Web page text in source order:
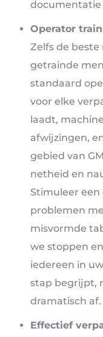
documentatie
Operator
Zelfs de
getrainde
standaard
voor elke
laadt,
afwijzingen,
gebied van
netheid en
Stimuleer
problemen
misvormde
we stoppen
iedereen in
stap begrijpt,
dramatisch af.
Effectief